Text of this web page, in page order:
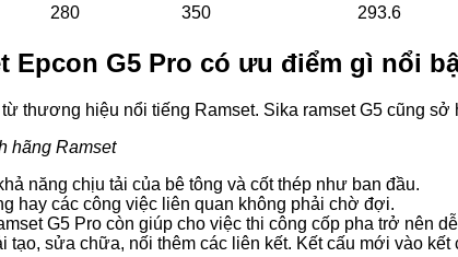
280 350 293.6
Epcon G5 Pro có ưu điểm gì nổi
thương hiệu nổi tiếng Ramset. Sika ramset G5 cũng
hãng Ramset
năng chịu tải của bê tông và cốt thép như ban đầu.
hay các công việc liên quan không phải chờ đợi.
G5 Pro còn giúp cho việc thi công cốp pha trở
sửa chữa, nối thêm các liên kết. Kết cấu mới vào